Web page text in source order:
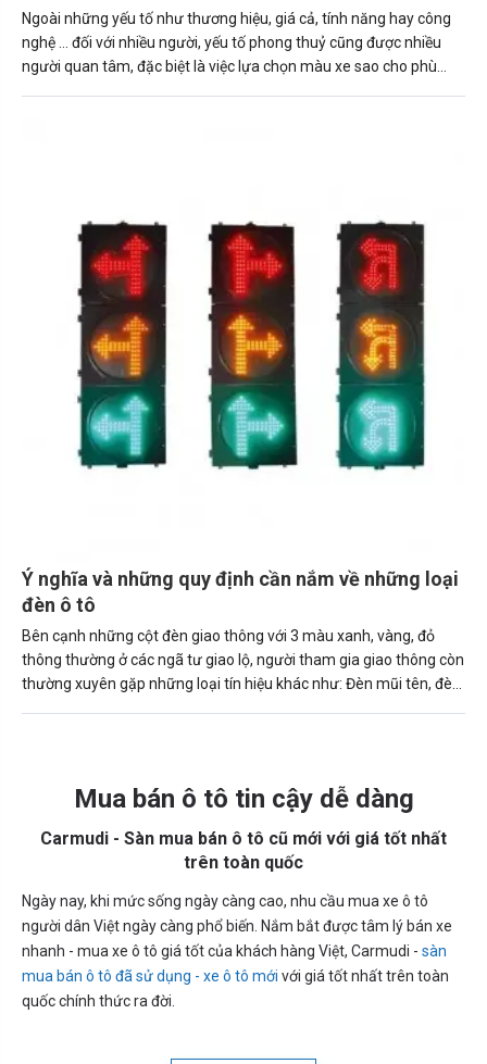
Ngoài những yếu tố như thương hiệu, giá cả, tính năng hay công
nghệ … đối với nhiều người, yếu tố phong thuỷ cũng được nhiều
người quan tâm, đặc biệt là việc lựa chọn màu xe sao cho phù
Ý nghĩa và những quy định cần nắm về những loại
đèn ô tô
Bên cạnh những cột đèn giao thông với 3 màu xanh, vàng, đỏ
thông thường ở các ngã tư giao lộ, người tham gia giao thông còn
thường xuyên gặp những loại tín hiệu khác như: Đèn mũi tên, đèn
Mua bán ô tô tin cậy dễ dàng
Carmudi - Sàn mua bán ô tô cũ mới với giá tốt nhất
trên toàn quốc
Ngày nay, khi mức sống ngày càng cao, nhu cầu mua xe ô tô
người dân Việt ngày càng phổ biến. Nắm bắt được tâm lý bán xe
nhanh - mua xe ô tô giá tốt của khách hàng Việt, Carmudi - sàn
mua bán ô tô đã sử dụng - xe ô tô mới với giá tốt nhất trên toàn
quốc chính thức ra đời.